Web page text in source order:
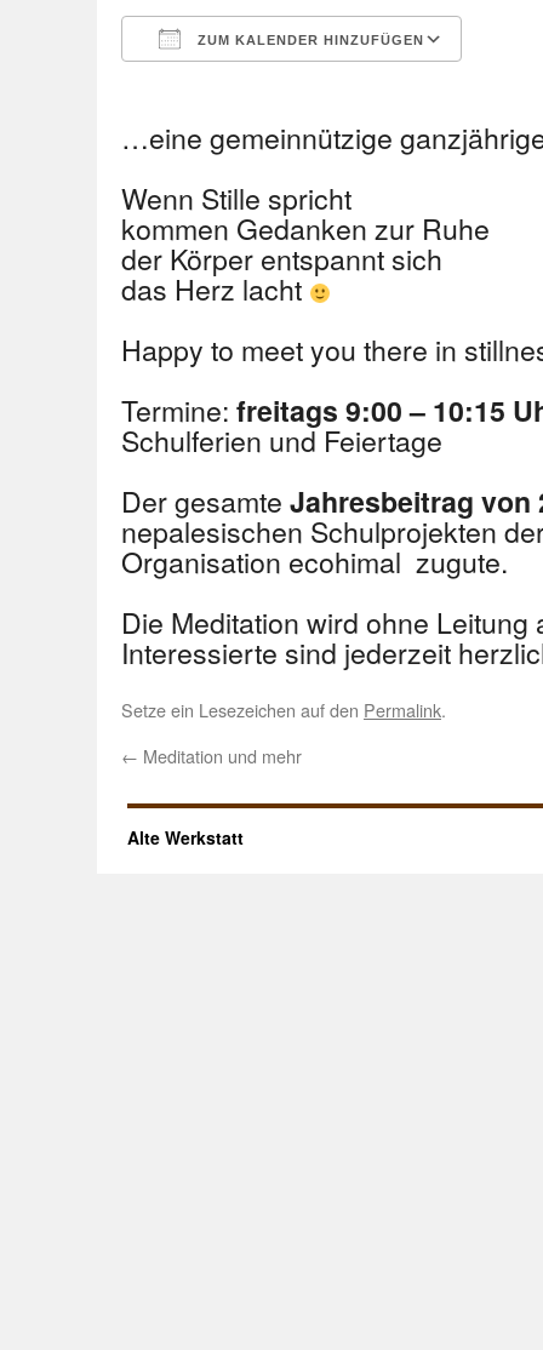
ZUM KALENDER HINZUFÜGEN
…eine gemeinnützige
Wenn Stille spricht
kommen Gedanken zur Ruhe
der Körper entspannt sich
das Herz lacht
Happy to meet you there in
Termine: freitags 9:00 – 10:15
Schulferien und Feiertage
Der gesamte Jahresbeitrag von
nepalesischen Schulprojekten
Organisation ecohimal zugute.
Die Meditation wird ohne
Interessierte sind jederzeit
Setze ein Lesezeichen auf den Permalink.
← Meditation und mehr
Alte Werkstatt